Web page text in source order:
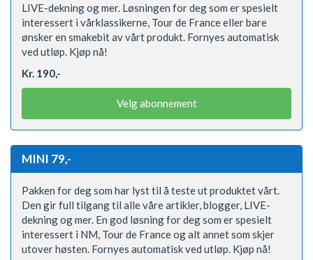
LIVE-dekning og mer. Løsningen for deg som er spesielt
interessert i vårklassikerne, Tour de France eller bare
ønsker en smakebit av vårt produkt. Fornyes automatisk
ved utløp. Kjøp nå!
Kr. 190,-
Velg abonnement
MINI 79,-
Pakken for deg som har lyst til å teste ut produktet vårt.
Den gir full tilgang til alle våre artikler, blogger, LIVE-
dekning og mer. En god løsning for deg som er spesielt
interessert i NM, Tour de France og alt annet som skjer
utover høsten. Fornyes automatisk ved utløp. Kjøp nå!